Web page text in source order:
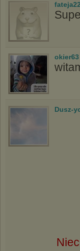
okier63
Dusz-